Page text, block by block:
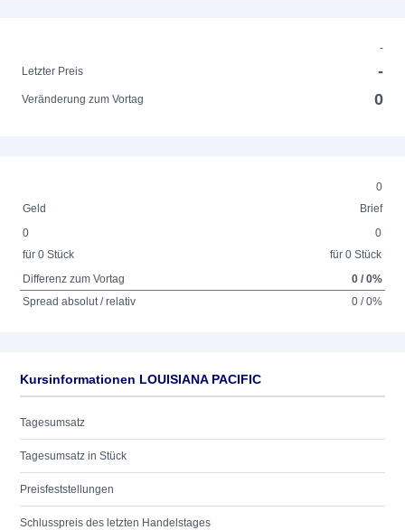
-
Letzter Preis
-
Veränderung zum Vortag 0
0
Geld
Brief
0
für 0 Stück
0
für 0 Stück
Differenz zum Vortag
0 / 0%
Spread absolut / relativ
0 / 0%
Kursinformationen LOUISIANA PACIFIC
Tagesumsatz
Tagesumsatz in Stück
Preisfeststellungen
Schlusspreis des letzten Handelstages